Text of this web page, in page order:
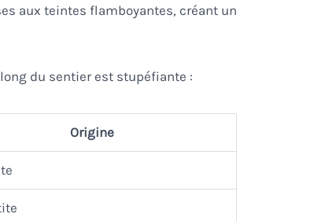
aux teintes flamboyantes, créant un
du sentier est stupéfiante :
Origine